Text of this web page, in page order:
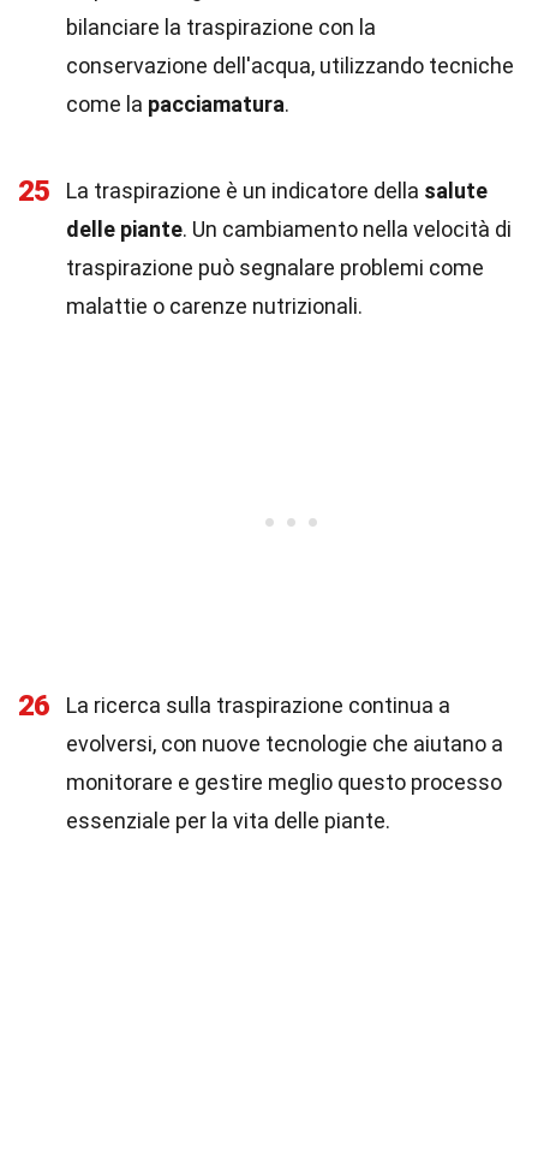
bilanciare la traspirazione con la
conservazione dell'acqua, utilizzando tecniche
come la pacciamatura.
25 La traspirazione è un indicatore della salute
delle piante. Un cambiamento nella velocità di
traspirazione può segnalare problemi come
malattie o carenze nutrizionali.
26
La ricerca sulla traspirazione continua a
evolversi, con nuove tecnologie che aiutano a
monitorare e gestire meglio questo processo
essenziale per la vita delle piante.